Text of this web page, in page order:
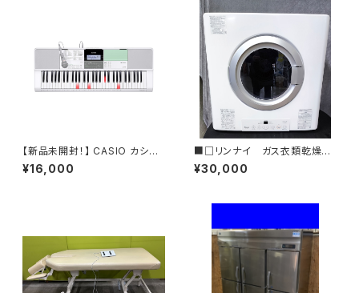
【新品未開封！】 CASIO カシオ
光ナビゲーションキーボード LK
-512 61鍵 200曲内蔵 600音
¥16,000
■□リンナイ ガス衣類乾燥
機 乾太君 RDT-54S 202
1年製 都市ガス用 5ｋｇ 12
¥30,000